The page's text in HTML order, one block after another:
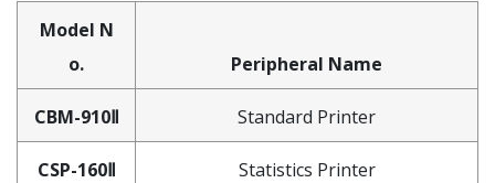
Model N
o.
Peripheral Name
CBM-910Ⅱ Standard Printer
CSP-160Ⅱ Statistics Printer